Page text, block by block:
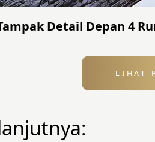
Detail Depan 4
LIHAT